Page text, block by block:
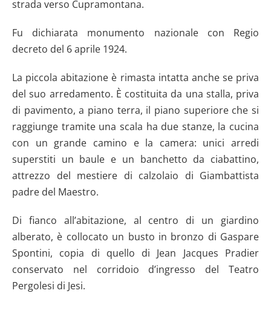
strada verso Cupramontana.
Fu dichiarata monumento nazionale con Regio
decreto del 6 aprile 1924.
La piccola abitazione è rimasta intatta anche se priva
del suo arredamento. È costituita da una stalla, priva
di pavimento, a piano terra, il piano superiore che si
raggiunge tramite una scala ha due stanze, la cucina
con un grande camino e la camera: unici arredi
superstiti un baule e un banchetto da ciabattino,
attrezzo del mestiere di calzolaio di Giambattista
padre del Maestro.
Di fianco all’abitazione, al centro di un giardino
alberato, è collocato un busto in bronzo di Gaspare
Spontini, copia di quello di Jean Jacques Pradier
conservato nel corridoio d’ingresso del Teatro
Pergolesi di Jesi.